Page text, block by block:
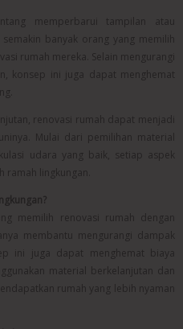
memperbarui tampilan atau
banyak orang yang memilih
rumah mereka. Selain mengurangi
konsep ini juga dapat menghemat
renovasi rumah dapat menjadi
Mulai dari pemilihan material
udara yang baik, setiap aspek
lingkungan.
memilih renovasi rumah dengan
membantu mengurangi dampak
ini juga dapat menghemat biaya
material berkelanjutan dan
rumah yang lebih nyaman